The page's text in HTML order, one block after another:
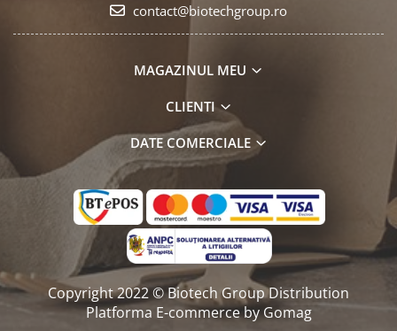
contact@biotechgroup.ro
MAGAZINUL MEU
CLIENTI
DATE COMERCIALE
Copyright 2022 © Biotech Group Distribution
Platforma E-commerce by Gomag